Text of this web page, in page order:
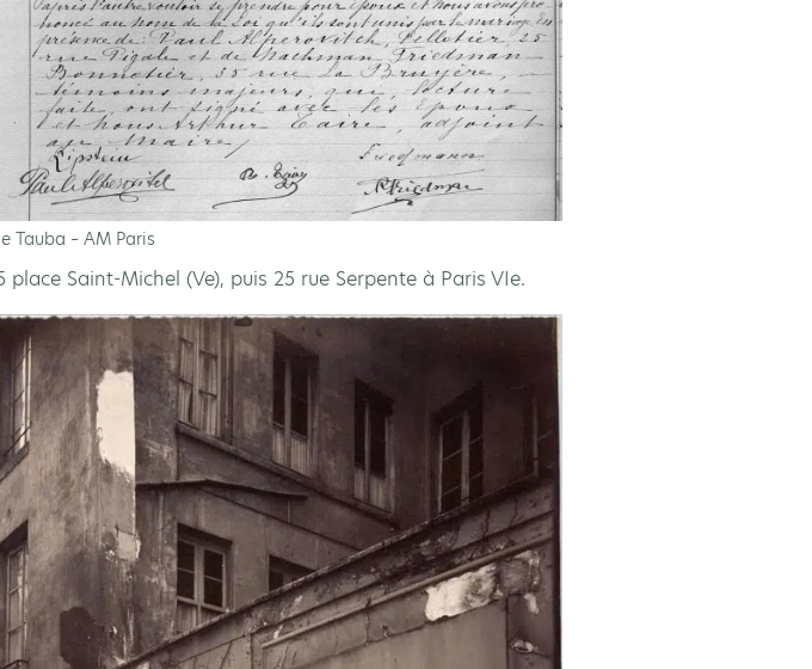
Tauba – AM Paris
Saint-Michel (Ve), puis 25 rue Serpente à Paris VIe.